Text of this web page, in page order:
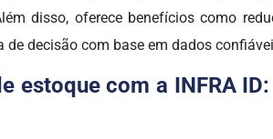
disso, oferece benefícios como
decisão com base em dados
estoque com a INFRA